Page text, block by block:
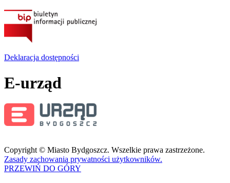
Deklaracja dostępności
E-urząd
Copyright © Miasto Bydgoszcz. Wszelkie prawa zastrzeżone.
Zasady zachowania prywatności użytkowników.
PRZEWIŃ DO GÓRY